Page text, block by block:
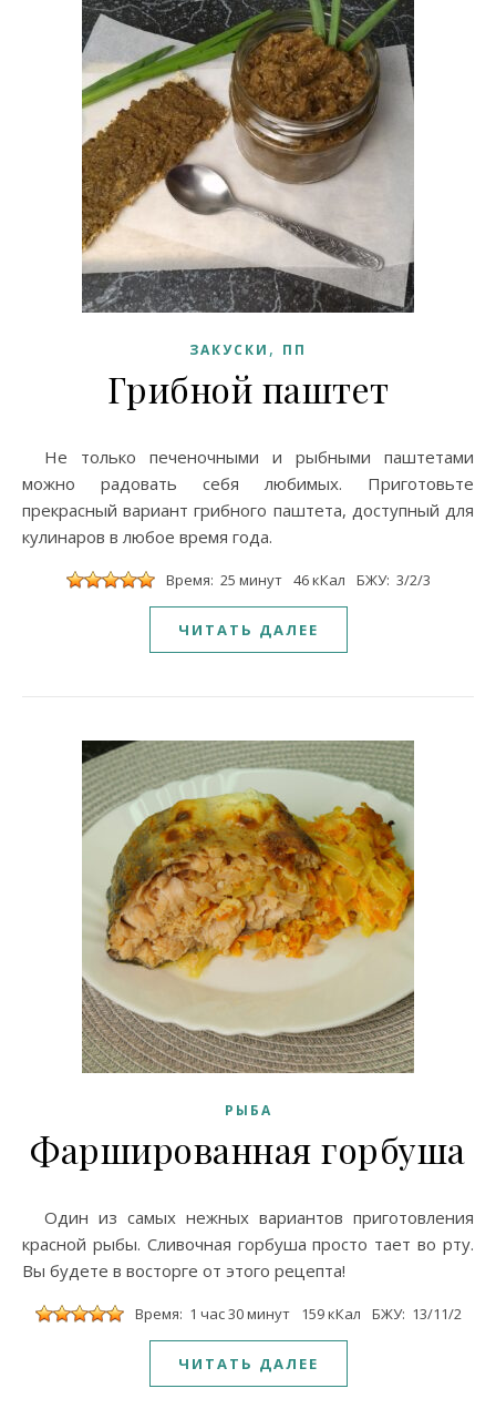
ЗАКУСКИ , ПП
Грибной паштет
Не только печеночными и рыбными паштетами
можно радовать себя любимых. Приготовьте
прекрасный вариант грибного паштета, доступный для
кулинаров в любое время года.
Время: 25 минут 46 кКал БЖУ: 3/2/3
ЧИТАТЬ ДАЛЕЕ
РЫБА
Фаршированная горбуша
Один из самых нежных вариантов приготовления
красной рыбы. Сливочная горбуша просто тает во рту.
Вы будете в восторге от этого рецепта!
Время: 1 час 30 минут 159 кКал БЖУ: 13/11/2
ЧИТАТЬ ДАЛЕЕ